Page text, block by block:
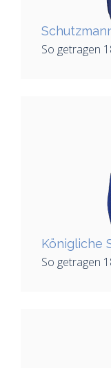
So getragen
Königliche
So getragen